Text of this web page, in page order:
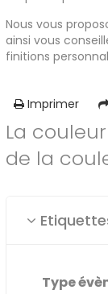
Nous vous
ainsi vous
finitions
Imprimer
La
de la
Type